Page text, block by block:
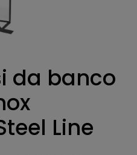
da banco
Line